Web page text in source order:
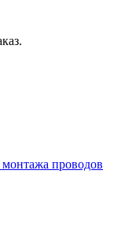
проводов